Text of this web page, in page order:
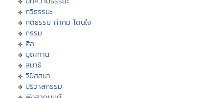
กวีธรรมะ
คติธรรม คำคม โดนใจ
กรรม
ศีล
บุญทาน
สมาธิ
วิปัสสนา
ปริวาสกรรม